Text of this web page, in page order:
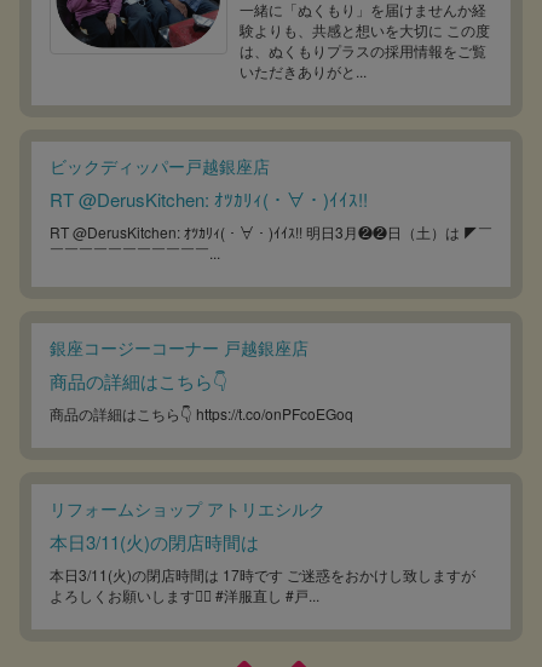
一緒に「ぬくもり」を届けませんか経
験よりも、共感と想いを大切に この度
は、ぬくもりプラスの採用情報をご覧
いただきありがと...
ビックディッパー戸越銀座店
RT @DerusKitchen: ｵﾂｶﾘｨ(・∀・)ｲｲｽ!!
RT @DerusKitchen: ｵﾂｶﾘｨ(・∀・)ｲｲｽ!! 明日3月❷❷日（土）は ◤￣
￣￣￣￣￣￣￣￣￣￣￣...
銀座コージーコーナー 戸越銀座店
商品の詳細はこちら👇
商品の詳細はこちら👇 https://t.co/onPFcoEGoq
リフォームショップ アトリエシルク
本日3/11(火)の閉店時間は
本日3/11(火)の閉店時間は 17時です ご迷惑をおかけし致しますが
よろしくお願いします🙇‍♀️ #洋服直し #戸...